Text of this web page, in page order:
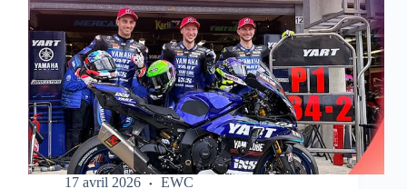
17 avril 2026 EWC